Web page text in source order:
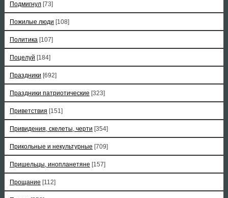
Подмигнул [73]
Пожилые люди [108]
Политика [107]
Поцелуй [184]
Праздники [692]
Праздники патриотические [323]
Приветствия [151]
Привидения, скелеты, черти [354]
Прикольные и некультурные [709]
Пришельцы, инопланетяне [157]
Прощание [112]